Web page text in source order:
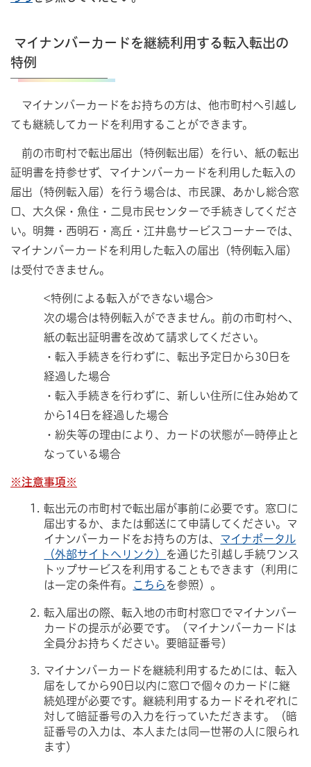
マイナンバーカードを継続利用する転入転出の
特例
マイナンバーカードをお持ちの方は、他市町村へ引越し
ても継続してカードを利用することができます。
前の市町村で転出届出（特例転出届）を行い、紙の転出
証明書を持参せず、マイナンバーカードを利用した転入の
届出（特例転入届）を行う場合は、市民課、あかし総合窓
口、大久保・魚住・二見市民センターで手続きしてくださ
い。明舞・西明石・高丘・江井島サービスコーナーでは、
マイナンバーカードを利用した転入の届出（特例転入届）
は受付できません。
<特例による転入ができない場合>
次の場合は特例転入ができません。前の市町村へ、
紙の転出証明書を改めて請求してください。
・転入手続きを行わずに、転出予定日から30日を
経過した場合
・転入手続きを行わずに、新しい住所に住み始めて
から14日を経過した場合
・紛失等の理由により、カードの状態が一時停止と
なっている場合
※注意事項※
転出元の市町村で転出届が事前に必要です。窓口に
届出するか、または郵送にて申請してください。マ
イナンバーカードをお持ちの方は、 マイナポータル
（外部サイトへリンク） を通じた引越し手続ワンス
トップサービスを利用することもできます（利用に
は一定の条件有。
こちらを参照）。
転入届出の際、転入地の市町村窓口でマイナンバー
カードの提示が必要です。（マイナンバーカードは
全員分お持ちください。要暗証番号）
マイナンバーカードを継続利用するためには、転入
届をしてから90日以内に窓口で個々のカードに継
続処理が必要です。継続利用するカードそれぞれに
対して暗証番号の入力を行っていただきます。（暗
証番号の入力は、本人または同一世帯の人に限られ
ます）